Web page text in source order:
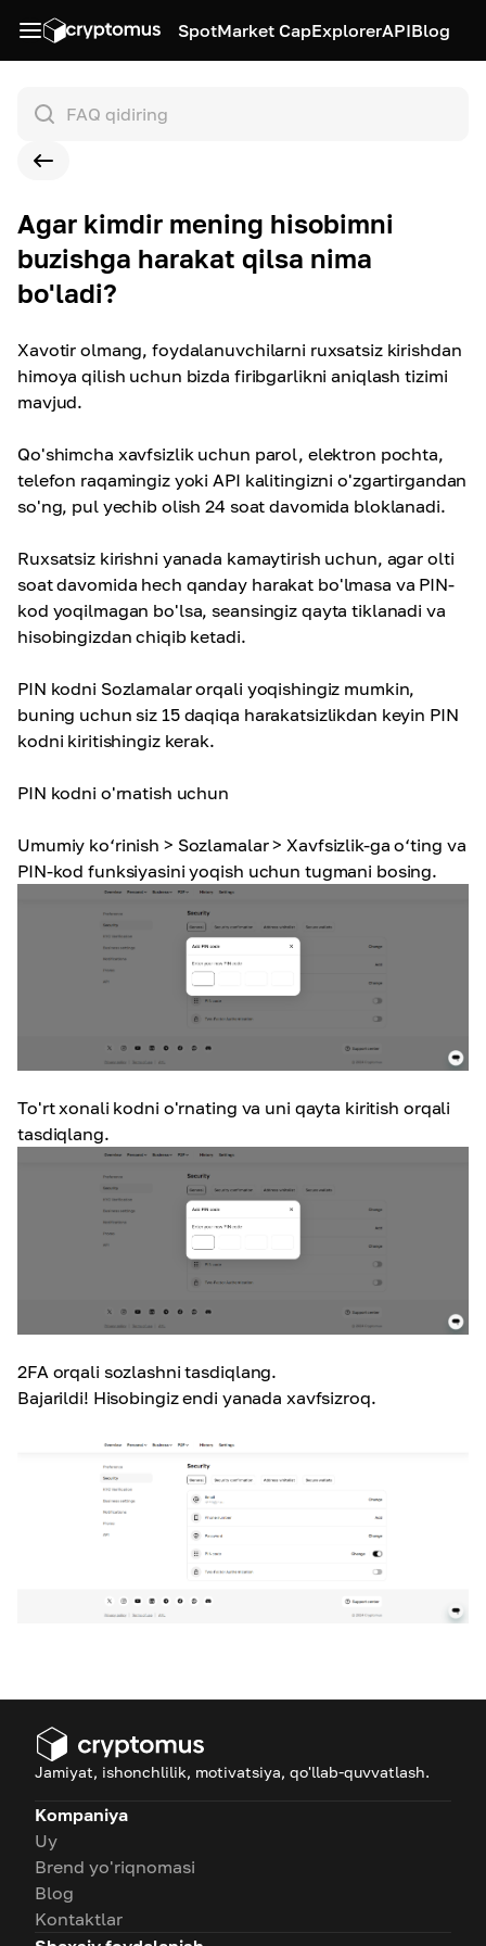
SpotMarket CapExplorerAPIBlog
Agar kimdir mening hisobimni
buzishga harakat qilsa nima
bo'ladi?
Xavotir olmang, foydalanuvchilarni ruxsatsiz kirishdan
himoya qilish uchun bizda firibgarlikni aniqlash tizimi
mavjud.
Qo'shimcha xavfsizlik uchun parol, elektron pochta,
telefon raqamingiz yoki API kalitingizni o'zgartirgandan
so'ng, pul yechib olish 24 soat davomida bloklanadi.
Ruxsatsiz kirishni yanada kamaytirish uchun, agar olti
soat davomida hech qanday harakat bo'lmasa va PIN-
kod yoqilmagan bo'lsa, seansingiz qayta tiklanadi va
hisobingizdan chiqib ketadi.
PIN kodni Sozlamalar orqali yoqishingiz mumkin,
buning uchun siz 15 daqiqa harakatsizlikdan keyin PIN
kodni kiritishingiz kerak.
PIN kodni o'rnatish uchun
Umumiy ko‘rinish > Sozlamalar > Xavfsizlik-ga o‘ting va
PIN-kod funksiyasini yoqish uchun tugmani bosing.
To'rt xonali kodni o'rnating va uni qayta kiritish orqali
tasdiqlang.
2FA orqali sozlashni tasdiqlang.
Bajarildi! Hisobingiz endi yanada xavfsizroq.
Jamiyat, ishonchlilik, motivatsiya, qo'llab-quvvatlash.
Kompaniya
Uy
Brend yo'riqnomasi
Blog
Kontaktlar